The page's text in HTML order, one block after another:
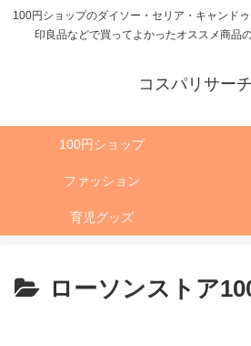
100円ショップのダイソー・セリア・キャンド
印良品などで買ってよかったオススメ商品
コスパリサーチ
100円ショップ
ファッション
育児グッズ
ローソンストア